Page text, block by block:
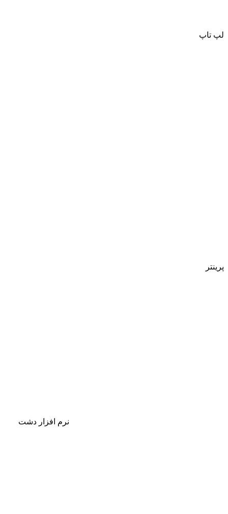
لپ تاپ
پرینتر
نرم افزار دشت